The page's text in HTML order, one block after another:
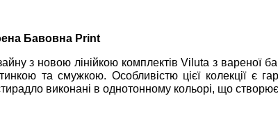
Бавовна Print
з новою лінійкою комплектів Viluta з
та смужкою. Особливістю цієї колекції є
виконані в однотонному кольорі, що